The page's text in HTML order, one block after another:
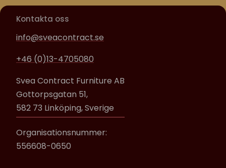
Kontakta oss
info@sveacontract.se
+46 (0)13-4705080
Svea Contract Furniture AB
Gottorpsgatan 51,
582 73 Linköping, Sverige
Organisationsnummer:
556608-0650